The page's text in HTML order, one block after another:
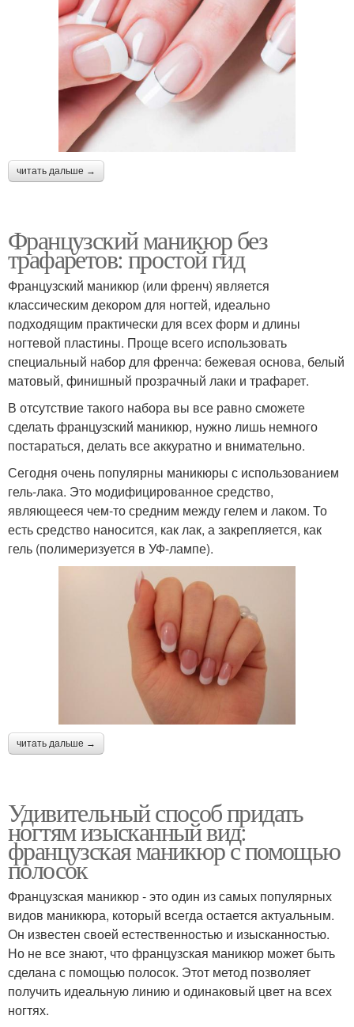
читать дальше →
Французский маникюр без
трафаретов: простой гид
Французский маникюр (или френч) является
классическим декором для ногтей, идеально
подходящим практически для всех форм и длины
ногтевой пластины. Проще всего использовать
специальный набор для френча: бежевая основа, белый
матовый, финишный прозрачный лаки и трафарет.
В отсутствие такого набора вы все равно сможете
сделать французский маникюр, нужно лишь немного
постараться, делать все аккуратно и внимательно.
Сегодня очень популярны маникюры с использованием
гель-лака. Это модифицированное средство,
являющееся чем-то средним между гелем и лаком. То
есть средство наносится, как лак, а закрепляется, как
гель (полимеризуется в УФ-лампе).
читать дальше →
Удивительный способ придать
ногтям изысканный вид:
французская маникюр с помощью
полосок
Французская маникюр - это один из самых популярных
видов маникюра, который всегда остается актуальным.
Он известен своей естественностью и изысканностью.
Но не все знают, что французская маникюр может быть
сделана с помощью полосок. Этот метод позволяет
получить идеальную линию и одинаковый цвет на всех
ногтях.